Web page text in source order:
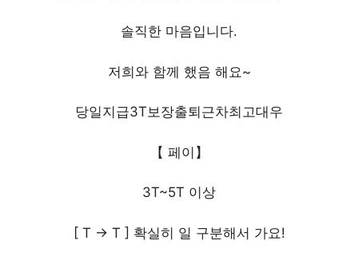
솔직한 마음입니다.
저희와 함께 했음 해요~
당일지급3T보장출퇴근차최고대우
【 페이】
3T~5T 이상
[ T -> T ] 확실히 일 구분해서 가요!